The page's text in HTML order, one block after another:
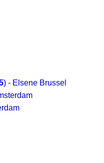
) - Elsene Brussel